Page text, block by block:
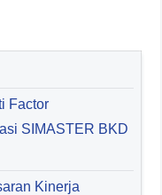
Factor
SIMASTER BKD
Kinerja